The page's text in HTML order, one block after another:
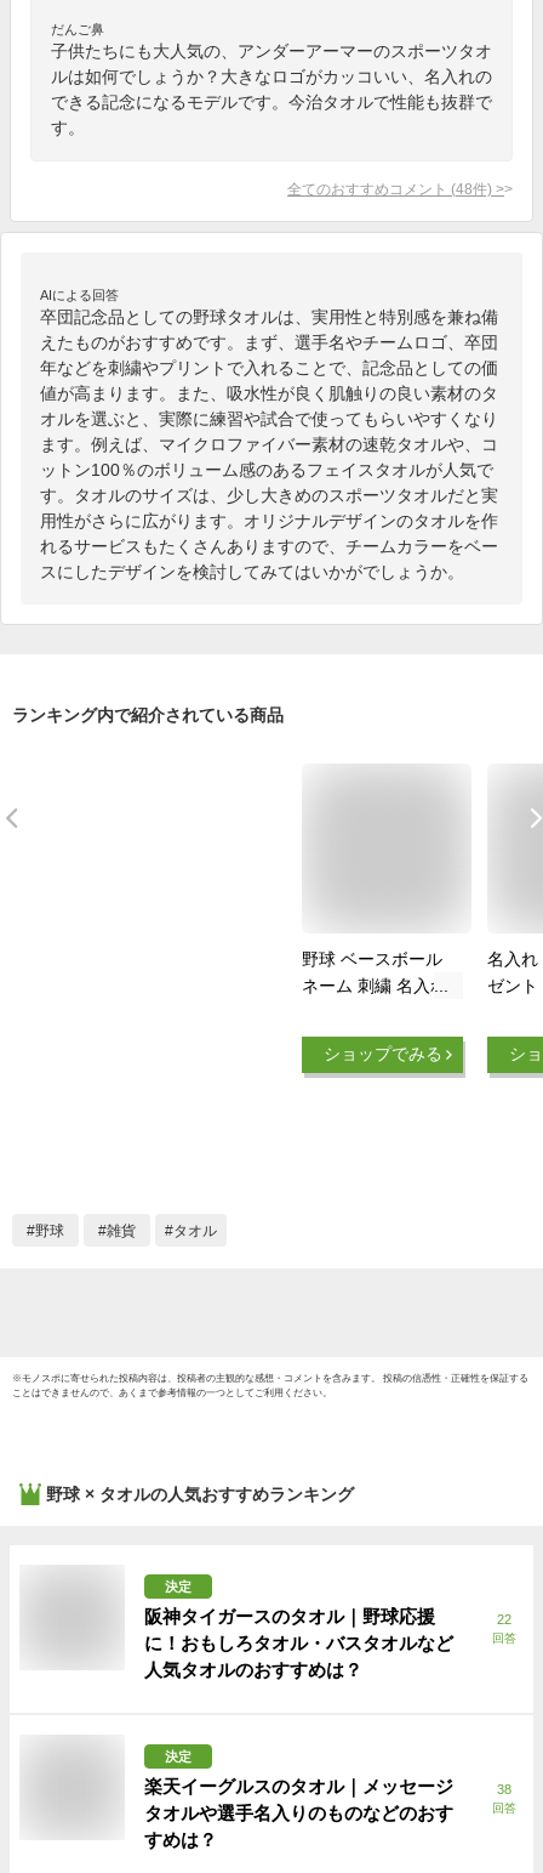
だんご鼻
子供たちにも大人気の、アンダーアーマーのスポーツタオ
ルは如何でしょうか？大きなロゴがカッコいい、名入れの
できる記念になるモデルです。今治タオルで性能も抜群で
す。
全てのおすすめコメント (48件) >
AIによる回答
卒団記念品としての野球タオルは、実用性と特別感を兼ね備
えたものがおすすめです。まず、選手名やチームロゴ、卒団
年などを刺繍やプリントで入れることで、記念品としての価
値が高まります。また、吸水性が良く肌触りの良い素材のタ
オルを選ぶと、実際に練習や試合で使ってもらいやすくなり
ます。例えば、マイクロファイバー素材の速乾タオルや、コ
ットン100％のボリューム感のあるフェイスタオルが人気で
す。タオルのサイズは、少し大きめのスポーツタオルだと実
用性がさらに広がります。オリジナルデザインのタオルを作
れるサービスもたくさんありますので、チームカラーをベー
スにしたデザインを検討してみてはいかがでしょうか。
ランキング内で紹介されている商品
野球 ベースボール
ネーム 刺繍 名入れ
シャル 誕生日 卒部
贈り物 プレゼント
ショップでみる
名入れ
ゼン
ク 】
ット
シ
野球 雑貨 タオル
※モノスポに寄せられた投稿内容は、投稿者の主観的な感想・コメントを含みます。 投稿の信憑性・正確性を保証する
ことはできませんので、あくまで参考情報の一つとしてご利用ください。
野球 × タオルの人気おすすめランキング
決定
阪神タイガースのタオル｜野球応援
に！おもしろタオル・バスタオルなど
人気タオルのおすすめは？
22
回答
決定
楽天イーグルスのタオル｜メッセージ
タオルや選手名入りのものなどのおす
すめは？
38
回答